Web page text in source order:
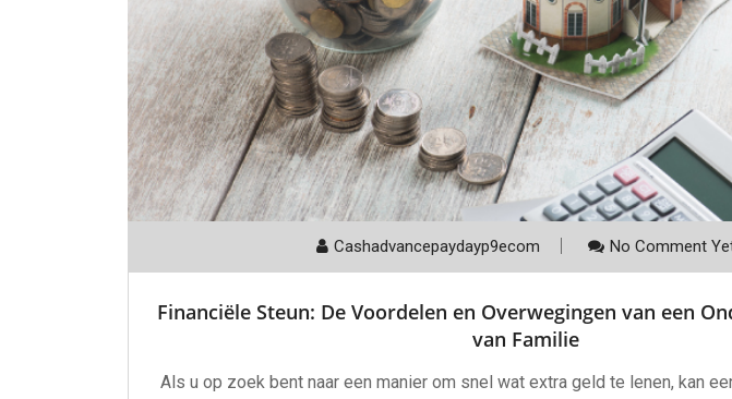
Cashadvancepaydayp9ecom No Comment
Financiële Steun: De Voordelen en Overwegingen van een
van Familie
Als u op zoek bent naar een manier om snel wat extra geld te lenen, kan